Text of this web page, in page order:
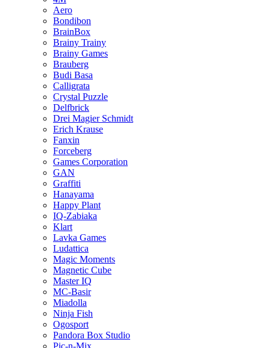
Aero
Bondibon
BrainBox
Brainy Trainy
Brainy Games
Brauberg
Budi Basa
Calligrata
Crystal Puzzle
Delfbrick
Drei Magier Schmidt
Erich Krause
Fanxin
Forceberg
Games Corporation
GAN
Graffiti
Hanayama
Happy Plant
IQ-Zabiaka
Klart
Lavka Games
Ludattica
Magic Moments
Magnetic Cube
Master IQ
MC-Basir
Miadolla
Ninja Fish
Ogosport
Pandora Box Studio
Pic-n-Mix